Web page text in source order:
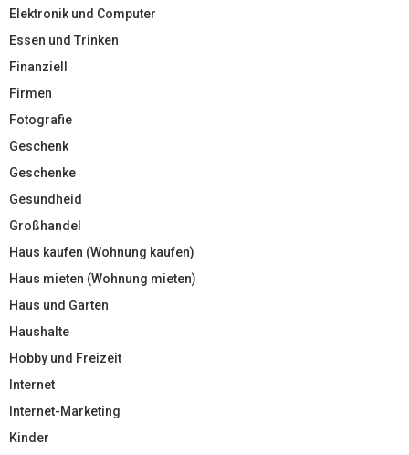
Elektronik und Computer
Essen und Trinken
Finanziell
Firmen
Fotografie
Geschenk
Geschenke
Gesundheid
Großhandel
Haus kaufen (Wohnung kaufen)
Haus mieten (Wohnung mieten)
Haus und Garten
Haushalte
Hobby und Freizeit
Internet
Internet-Marketing
Kinder